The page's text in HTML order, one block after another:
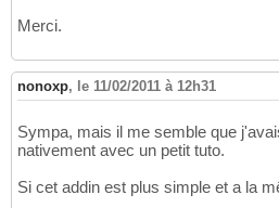
Merci.
nonoxp, le 11/02/2011 à 12h31
Sympa, mais il me semble que
nativement avec un petit tuto.
Si cet addin est plus simple et a la